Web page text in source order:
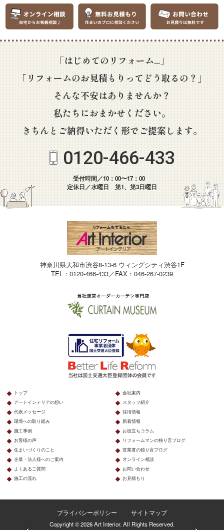
「はじめてのリフォーム...」
「リフォームのお見積もりってどう取るの？」
そんな不安はありませんか？
私たちにおまかせください。
きちんとご納得いただく形でご提案します。
0120-466-433
受付時間／10：00〜17：00
定休日／水曜日 第1、第3日曜日
神奈川県大和市渋谷8-13-6 ウィングシティ渋谷1F
TEL：0120-466-433／FAX：046-267-0239
トップ
アートインテリアの想い
代表メッセージ
環境への取り組み
施工事例
お客様の声
住まいづくりのこと
企業・法人様へのご案内
よくあるご質問
施工の流れ
会社案内
スタッフ紹介
採用情報
新着情報
お役立ちコラム
リフォームマンの独り言ブログ
営業君の独り言ブログ
オンライン相談
お問い合わせ
お見積もり
プライバシーポリシー
サイトマップ
Copyright © 2026 Art Interior. All Rights Reserved.